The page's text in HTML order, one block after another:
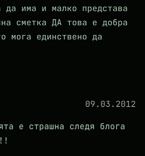
да има и малко представа
сметка ДА това е добра
мога единствено да
09.03.2012
е страшна следя блога